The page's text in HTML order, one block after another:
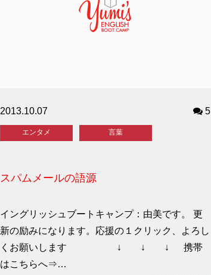
2013.10.07 5
エンタメ 言葉
スパムメールの語源
イングリッシュブートキャンプ：由美です。 更
新の励みになります。応援の１クリック、よろし
くお願いします ↓ ↓ ↓ 携帯
はこちらへ⇒…